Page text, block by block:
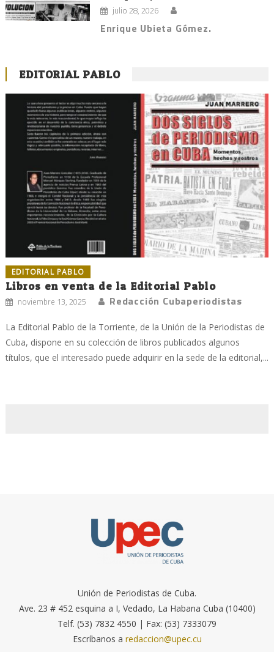
julio 28, 2026
Enrique Ubieta Gómez.
EDITORIAL PABLO
EDITORIAL PABLO
Libros en venta de la Editorial Pablo
noviembre 13, 2025 Redacción Cubaperiodistas
La Editorial Pablo de la Torriente, de la Unión de la Periodistas de
Cuba, dispone en su colección de libros publicados algunos
títulos, que el interesado puede adquirir en la sede de la editorial,...
Unión de Periodistas de Cuba.
Ave. 23 # 452 esquina a I, Vedado, La Habana Cuba (10400)
Telf. (53) 7832 4550 | Fax: (53) 7333079
Escríbanos a redaccion@upec.cu